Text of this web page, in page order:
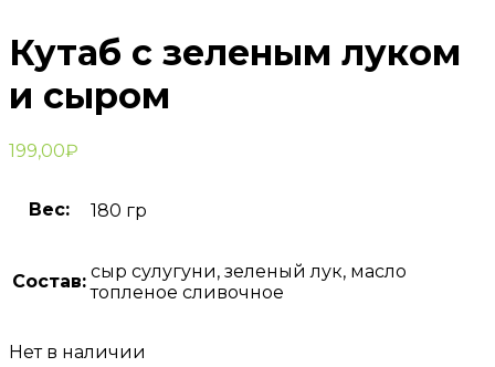
Кутаб с зеленым луком
и сыром
199,00₽
Вес: 180 гр
Состав: сыр сулугуни, зеленый лук, масло
топленое сливочное
Нет в наличии